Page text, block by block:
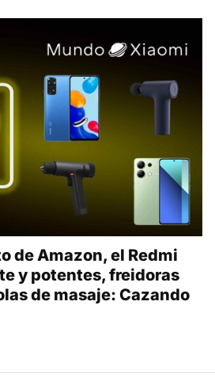
de Amazon, el Redmi
y potentes, freidoras
de masaje: Cazando